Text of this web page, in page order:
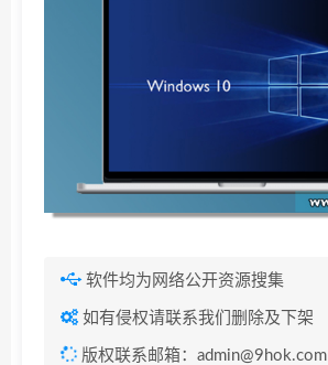
软件均为网络公开资源搜集
如有侵权请联系我们删除及下架
版权联系邮箱：admin@9hok.com